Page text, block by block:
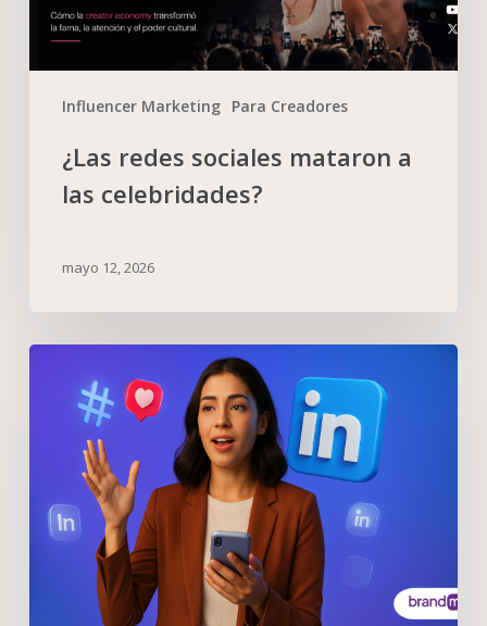
Influencer Marketing Para Creadores
¿Las redes sociales mataron a
las celebridades?
mayo 12, 2026